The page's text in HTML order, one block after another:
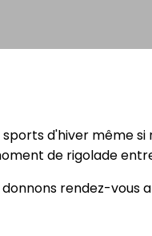
d'hiver même
de rigolade
donnons rendez-